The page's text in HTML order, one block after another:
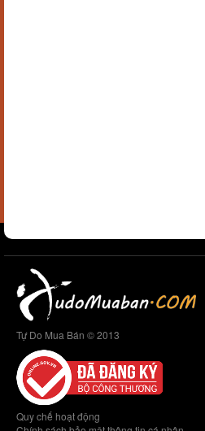
Tự Do Mua Bán © 2013
Quy chế hoạt động